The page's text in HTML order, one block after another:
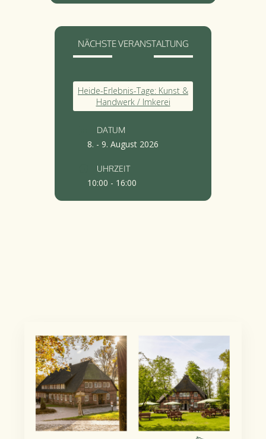
NÄCHSTE VERANSTALTUNG
Heide-Erlebnis-Tage: Kunst &
Handwerk / Imkerei
DATUM
8. - 9. August 2026
UHRZEIT
10:00 - 16:00